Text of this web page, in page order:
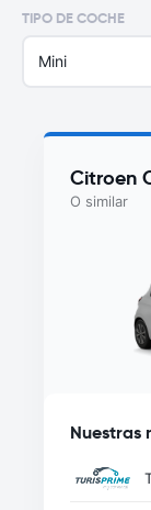
TIPO DE COCHE
Mini
Citroen
O similar
Nuestras